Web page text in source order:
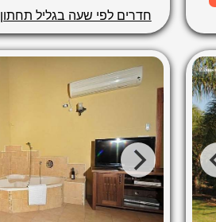
חדרים לפי שעה בגליל תחתון